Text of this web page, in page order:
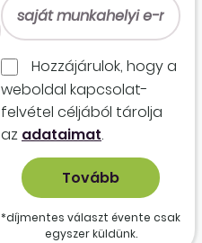
Hozzájárulok, hogy a
weboldal kapcso­lat­
felvétel céljából tárolja
az adataimat.
*díjmentes választ évente csak
egyszer küldünk.